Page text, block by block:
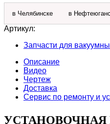
в Челябинске в
Артикул:
Запчасти для
Описание
Видео
Чертеж
Доставка
Сервис по ремонту и
УСТАНОВОЧНАЯ